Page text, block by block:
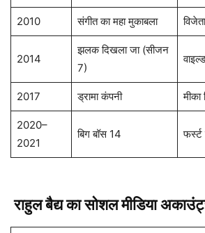
2010 संगीत का महा मुकाबला विजेता
2014
झलक दिखला जा (सीजन
7)
2017 ड्रामा कंपनी
2020–
2021
बिग बॉस 14
राहुल बैद्य का सोशल मीडिया